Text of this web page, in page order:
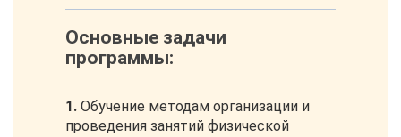
Основные задачи
программы:
1. Обучение методам организации и
проведения занятий физической